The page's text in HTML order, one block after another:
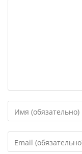
свое
или
имя
свой